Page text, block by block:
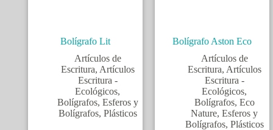
Bolígrafo Lit
Artículos de
Escritura, Artículos
Escritura -
Ecológicos,
Bolígrafos, Esferos y
Bolígrafos, Plásticos
Bolígrafo Aston Eco
Artículos de
Escritura, Artículos
Escritura -
Ecológicos,
Bolígrafos, Eco
Nature, Esferos y
Bolígrafos, Plásticos